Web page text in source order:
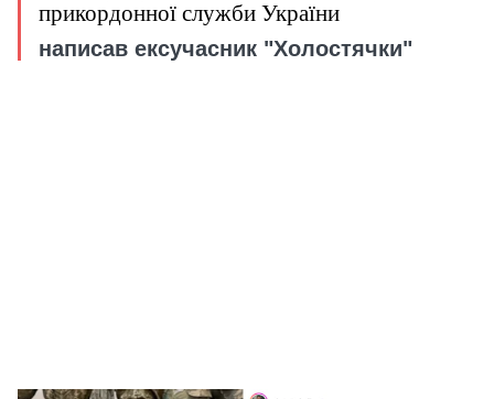
прикордонної служби України
написав ексучасник "Холостячки"